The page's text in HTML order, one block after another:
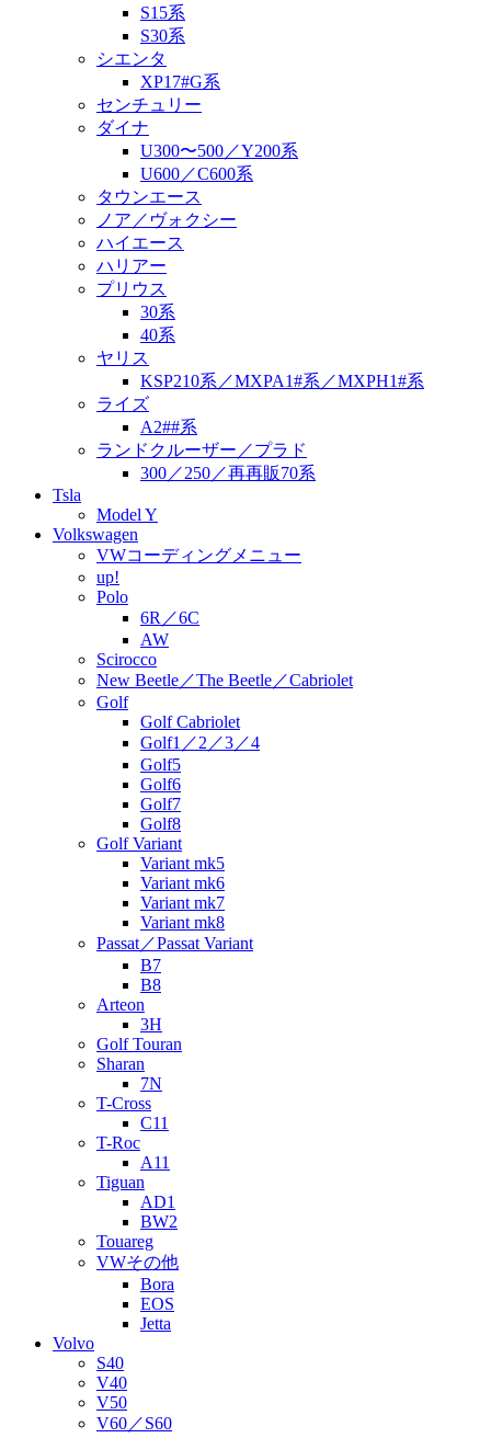
S15系
S30系
シエンタ
XP17#G系
センチュリー
ダイナ
U300〜500／Y200系
U600／C600系
タウンエース
ノア／ヴォクシー
ハイエース
ハリアー
プリウス
30系
40系
ヤリス
KSP210系／MXPA1#系／MXPH1#系
ライズ
A2##系
ランドクルーザー／プラド
300／250／再再販70系
Tsla
Model Y
Volkswagen
VWコーディングメニュー
up!
Polo
6R／6C
AW
Scirocco
New Beetle／The Beetle／Cabriolet
Golf
Golf Cabriolet
Golf1／2／3／4
Golf5
Golf6
Golf7
Golf8
Golf Variant
Variant mk5
Variant mk6
Variant mk7
Variant mk8
Passat／Passat Variant
B7
B8
Arteon
3H
Golf Touran
Sharan
7N
T-Cross
C11
T-Roc
A11
Tiguan
AD1
BW2
Touareg
VWその他
Bora
EOS
Jetta
Volvo
S40
V40
V50
V60／S60